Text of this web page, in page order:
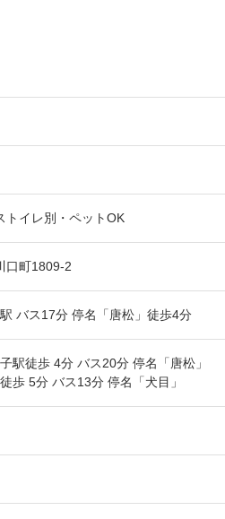
トイレ別・ペットOK
口町1809-2
バス17分 停名「唐松」徒歩4分
駅徒歩 4分 バス20分 停名「唐松」
歩 5分 バス13分 停名「犬目」